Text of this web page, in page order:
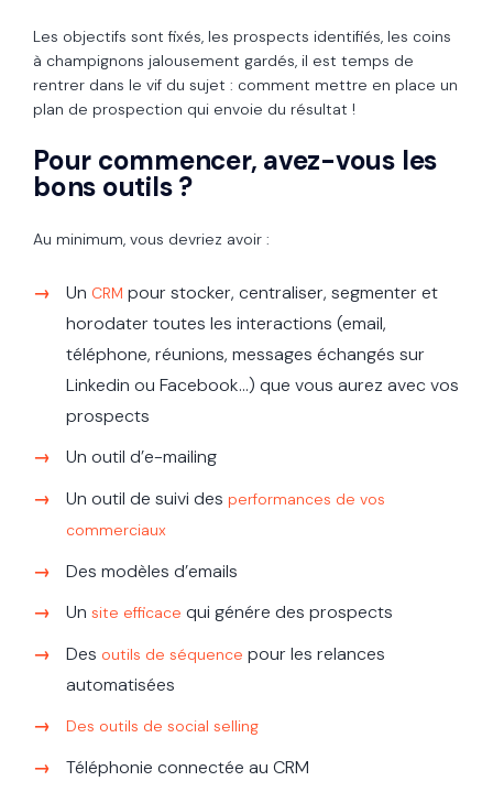
Les objectifs sont fixés, les prospects identifiés, les coins
à champignons jalousement gardés, il est temps de
rentrer dans le vif du sujet : comment mettre en place un
plan de prospection qui envoie du résultat !
Pour commencer, avez-vous les
bons outils ?
Au minimum, vous devriez avoir :
Un CRM pour stocker, centraliser, segmenter et
horodater toutes les interactions (email,
téléphone, réunions, messages échangés sur
Linkedin ou Facebook...) que vous aurez avec vos
prospects
Un outil d’e-mailing
Un outil de suivi des performances de vos
commerciaux
Des modèles d’emails
Un site efficace qui génére des prospects
Des outils de séquence pour les relances
automatisées
Des outils de social selling
Téléphonie connectée au CRM